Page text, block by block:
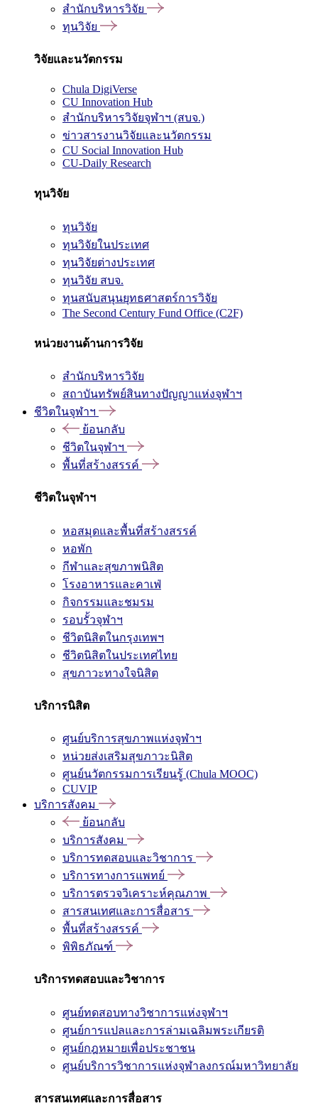
สำนักบริหารวิจัย
ทุนวิจัย
วิจัยและนวัตกรรม
Chula DigiVerse
CU Innovation Hub
สำนักบริหารวิจัยจุฬาฯ (สบจ.)
ข่าวสารงานวิจัยและนวัตกรรม
CU Social Innovation Hub
CU-Daily Research
ทุนวิจัย
ทุนวิจัย
ทุนวิจัยในประเทศ
ทุนวิจัยต่างประเทศ
ทุนวิจัย สบจ.
ทุนสนับสนุนยุทธศาสตร์การวิจัย
The Second Century Fund Office (C2F)
หน่วยงานด้านการวิจัย
สำนักบริหารวิจัย
สถาบันทรัพย์สินทางปัญญาแห่งจุฬาฯ
ชีวิตในจุฬาฯ
ย้อนกลับ
ชีวิตในจุฬาฯ
พื้นที่สร้างสรรค์
ชีวิตในจุฬาฯ
หอสมุดและพื้นที่สร้างสรรค์
หอพัก
กีฬาและสุขภาพนิสิต
โรงอาหารและคาเฟ่
กิจกรรมและชมรม
รอบรั้วจุฬาฯ
ชีวิตนิสิตในกรุงเทพฯ
ชีวิตนิสิตในประเทศไทย
สุขภาวะทางใจนิสิต
บริการนิสิต
ศูนย์บริการสุขภาพแห่งจุฬาฯ
หน่วยส่งเสริมสุขภาวะนิสิต
ศูนย์นวัตกรรมการเรียนรู้ (Chula MOOC)
CUVIP
บริการสังคม
ย้อนกลับ
บริการสังคม
บริการทดสอบและวิชาการ
บริการทางการแพทย์
บริการตรวจวิเคราะห์คุณภาพ
สารสนเทศและการสื่อสาร
พื้นที่สร้างสรรค์
พิพิธภัณฑ์
บริการทดสอบและวิชาการ
ศูนย์ทดสอบทางวิชาการแห่งจุฬาฯ
ศูนย์การแปลและการล่ามเฉลิมพระเกียรติ
ศูนย์กฎหมายเพื่อประชาชน
ศูนย์บริการวิชาการแห่งจุฬาลงกรณ์มหาวิทยาลัย
สารสนเทศและการสื่อสาร